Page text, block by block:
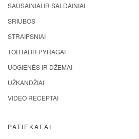
SAUSAINIAI IR SALDAINIAI
SRIUBOS
STRAIPSNIAI
TORTAI IR PYRAGAI
UOGIENĖS IR DŽEMAI
UŽKANDŽIAI
VIDEO RECEPTAI
PATIEKALAI